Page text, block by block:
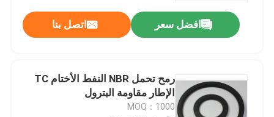
افضل سعر اتصل بنا
رمح تحمل NBR النفط الأختام TC
الإطار مقاومة البترول
MOQ：1000